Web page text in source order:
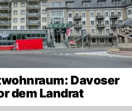
Davoser
dem Landrat